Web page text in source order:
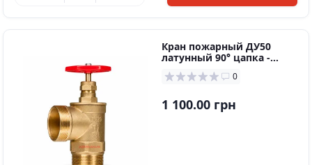
Кран пожарный ДУ50
латунный 90° цапка -
цапка
0
1 100.00 грн